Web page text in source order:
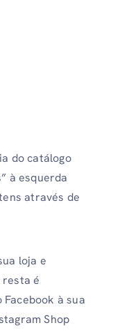
do catálogo
à esquerda
através de
loja e
resta é
à sua
Shop